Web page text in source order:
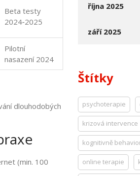
Beta testy
2024‑2025
Pilotní
nasazení 2024
dlouhodobých
(min. 100
října 2025
září 2025
Štítky
psychoterapie
krizová intervence
kognitivně
online terapie